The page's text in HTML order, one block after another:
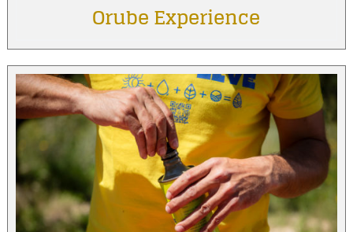
Orube Experience